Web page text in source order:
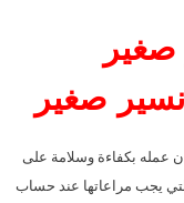
صغير
عمله بكفاءة وسلامة على
يجب مراعاتها عند حساب